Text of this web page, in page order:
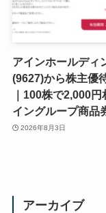
アインホールディ
(9627)から株主優
｜100株で2,000
イングループ商品
2026年8月3日
アーカイブ